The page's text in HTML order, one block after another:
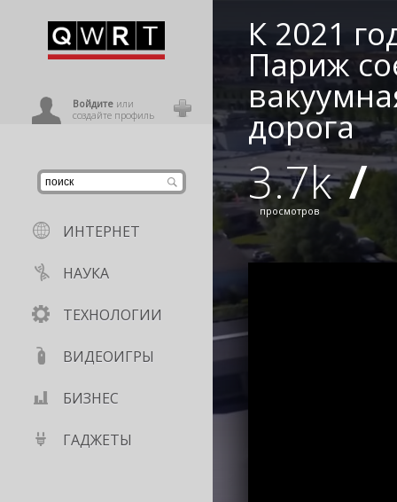
Войдитеили
создайте профиль
ИНТЕРНЕТ
НАУКА
ТЕХНОЛОГИИ
ВИДЕОИГРЫ
БИЗНЕС
ГАДЖЕТЫ
К 2021
Париж
дорога
3.7k
просмотров /